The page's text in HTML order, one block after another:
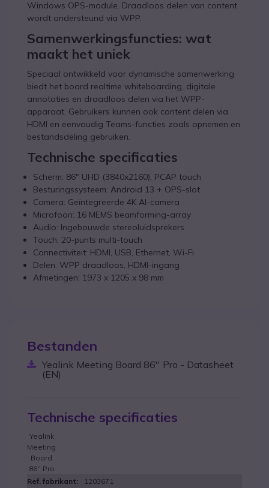
Windows OPS-module. Draadloos delen van content
wordt ondersteund via WPP.
Samenwerkingsfuncties: wat
maakt het uniek
Speciaal ontwikkeld voor dynamische samenwerking
biedt het board realtime whiteboarding, digitale
annotaties en draadloos delen via het WPP-
apparaat. Gebruikers kunnen ook content delen via
HDMI en eenvoudig Teams-functies zoals opnemen en
bestandsdeling gebruiken.
Technische specificaties
Scherm: 86" UHD (3840x2160), PCAP touch
Besturingssysteem: Android 13 + OPS-slot
Camera: Geïntegreerde 4K AI-camera
Microfoon: 16 MEMS beamforming-array
Audio: Ingebouwde stereoluidsprekers
Touch: 20-punts multi-touch
Connectiviteit: HDMI, USB, Ethernet, Wi-Fi
Delen: WPP draadloos, HDMI-ingang
Afmetingen: 1973 x 1205 x 98 mm
Bestanden
Yealink Meeting Board 86'' Pro - Datasheet
(EN)
Technische specificaties
Yealink
Meeting
Board
86'' Pro
1203671